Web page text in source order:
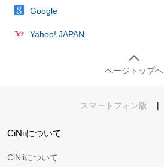
Google
Yahoo! JAPAN
ページトップへ
スマートフォン版 |
CiNiiについて
CiNiiについて